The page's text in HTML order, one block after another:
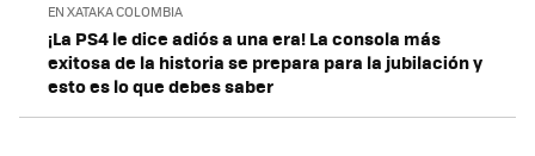
EN XATAKA COLOMBIA
¡La PS4 le dice adiós a una era! La consola más
exitosa de la historia se prepara para la jubilación y
esto es lo que debes saber